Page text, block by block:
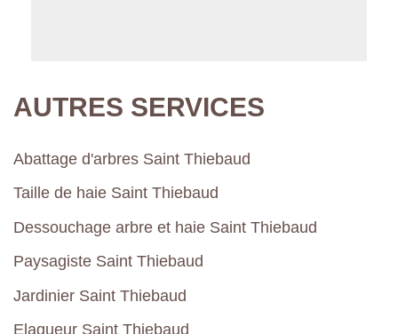
AUTRES SERVICES
Abattage d'arbres Saint Thiebaud
Taille de haie Saint Thiebaud
Dessouchage arbre et haie Saint Thiebaud
Paysagiste Saint Thiebaud
Jardinier Saint Thiebaud
Elagueur Saint Thiebaud